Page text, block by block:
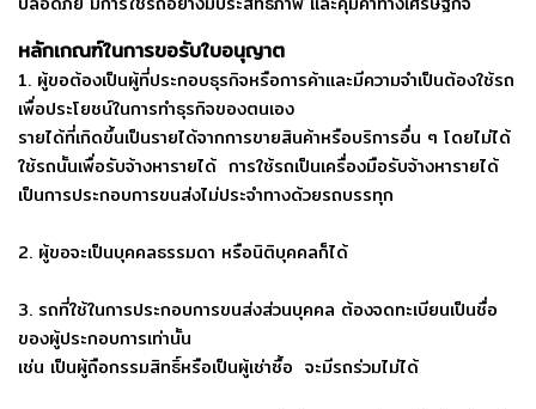
หลักเกณฑ์ในการขอรับใบอนุญาต
1. ผู้ขอต้องเป็นผู้ที่ประกอบธุรกิจหรือการค้าและมีความจำเป็นต้องใช้รถ
เพื่อประโยชน์ในการทำธุรกิจของตนเอง
รายได้ที่เกิดขึ้นเป็นรายได้จากการขายสินค้าหรือบริการอื่น ๆ โดยไม่ได้
ใช้รถนั้นเพื่อรับจ้างหารายได้ การใช้รถเป็นเครื่องมือรับจ้างหารายได้
เป็นการประกอบการขนส่งไม่ประจำทางด้วยรถบรรทุก
2. ผู้ขอจะเป็นบุคคลธรรมดา หรือนิติบุคคลก็ได้
3. รถที่ใช้ในการประกอบการขนส่งส่วนบุคคล ต้องจดทะเบียนเป็นชื่อ
ของผู้ประกอบการเท่านั้น
เช่น เป็นผู้ถือกรรมสิทธิ์หรือเป็นผู้เช่าซื้อ จะมีรถร่วมไม่ได้